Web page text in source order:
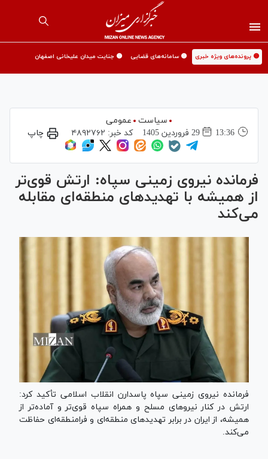
🟡 پرونده‌های ویژه خبری 🟡 سامانه‌های قضایی 🟡 جنایت میدان علیخانی اصفهان
سیاست
عمومی
13:36
29 فروردين 1405 کد خبر: ۴۸۹۲۷۶۲ چاپ
فرمانده نیروی زمینی سپاه: ارتش قوی‌تر
از همیشه با تهدید‌های منطقه‌ای مقابله
می‌کند
فرمانده نیروی زمینی سپاه پاسدارن انقلاب اسلامی تأکید کرد:
ارتش در کنار نیرو‌های مسلح و همراه سپاه قوی‌تر و آماده‌تر از
همیشه، از ایران در برابر تهدید‌های منطقه‌ای و فرامنطقه‌ای حفاظت
می‌کند.